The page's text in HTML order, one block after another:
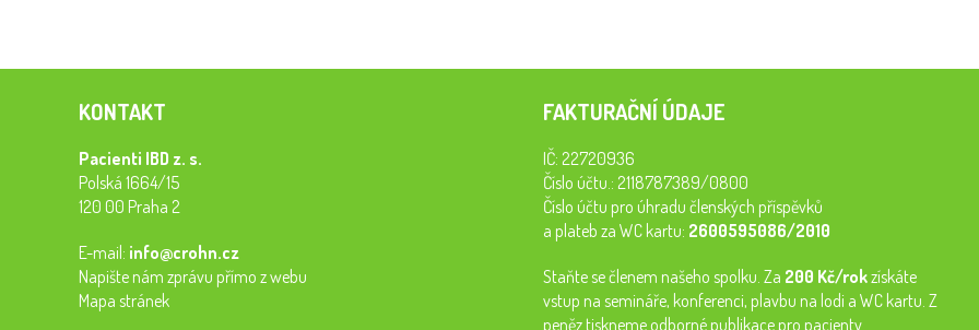
KONTAKT
Pacienti IBD z. s.
Polská 1664/15
120 00 Praha 2
E-mail: info@crohn.cz
Napište nám zprávu přímo z webu
Mapa stránek
FAKTURAČNÍ ÚDAJE
IČ: 22720936
Číslo účtu.: 2118787389/0800
Číslo účtu pro úhradu členských příspěvků
a plateb za WC kartu: 2600595086/2010
Staňte se členem našeho spolku. Za 200 Kč/rokzískáte
vstup na semináře, konferenci, plavbu na lodi a WC kartu. Z
peněz tiskneme odborné publikace pro pacienty.